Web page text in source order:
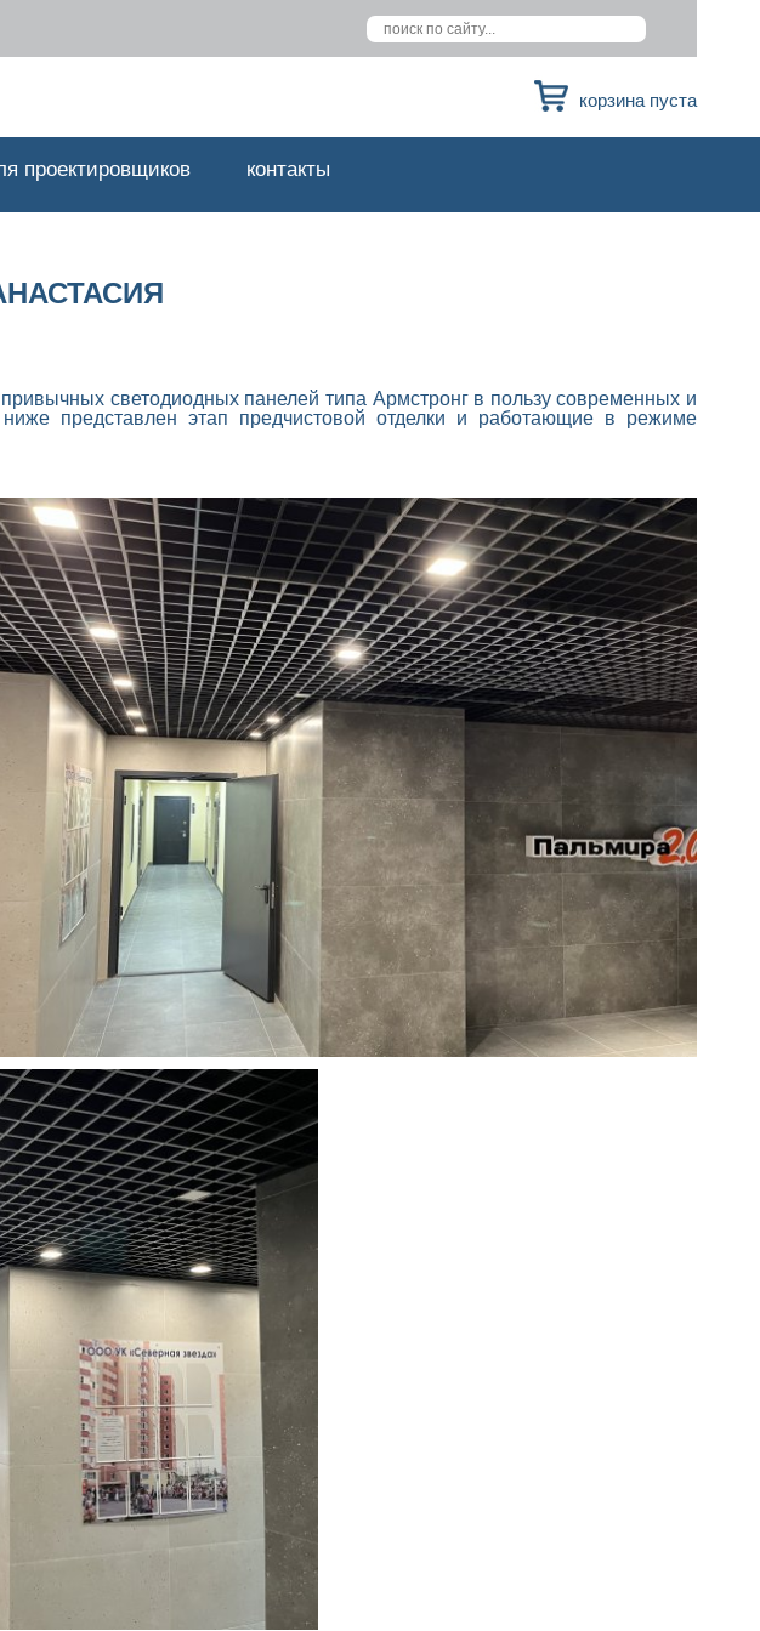
корзина пуста
проектировщиков контакты
светодиодных панелей типа Армстронг в пользу современных и
представлен этап предчистовой отделки и работающие в режиме